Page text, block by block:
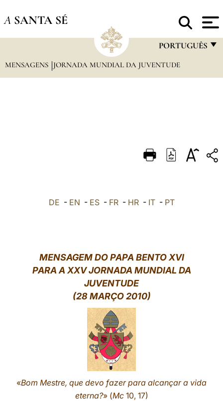
A SANTA SÉ
PORTUGUÊS
FRANÇAIS
DEUTSCH
العربيّة
MENSAGENS JORNADA MUNDIAL DA JUVENTUDE
DE - EN - ES- FR- HR- IT- PT
MENSAGEM DO PAPA BENTO XVI
PARA A XXV JORNADA MUNDIAL DA
JUVENTUDE
(28 MARÇO 2010)
«Bom Mestre, que devo fazer para alcançar a vida
eterna?» (Mc10, 17)